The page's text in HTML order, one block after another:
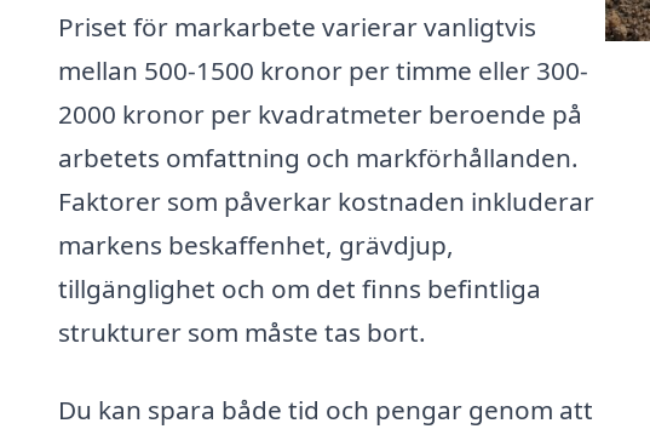
Priset för markarbete varierar vanligtvis
mellan 500-1500 kronor per timme eller 300-
2000 kronor per kvadratmeter beroende på
arbetets omfattning och markförhållanden.
Faktorer som påverkar kostnaden inkluderar
markens beskaffenhet, grävdjup,
tillgänglighet och om det finns befintliga
strukturer som måste tas bort.
Du kan spara både tid och pengar genom att